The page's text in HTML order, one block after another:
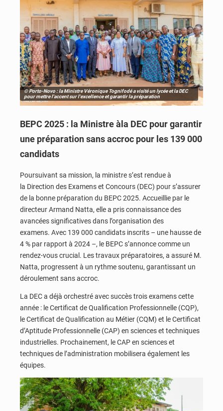
© Porto-Novo : la Ministre Véronique Tognifodé a visité un lycée et la DEC
pour mettre l'accent sur l'excellence et garantir la préparation
BEPC 2025 : la Ministre àla DEC pour garantir
une préparation sans accroc pour les 139 000
candidats
Poursuivant sa mission, la ministre s’est rendue à
la Direction des Examens et Concours (DEC) pour s’assurer
de la bonne préparation du BEPC 2025. Accueillie par le
directeur Armand Natta, elle a pris connaissance des
avancées significatives dans l’organisation des
examens. Avec 139 000 candidats inscrits – une hausse de
4 % par rapport à 2024 –, le BEPC s’annonce comme un
rendez-vous crucial. Les travaux préparatoires, a assuré M.
Natta, progressent à un rythme soutenu, garantissant un
déroulement sans accroc.
La DEC a déjà orchestré avec succès trois examens cette
année : le Certificat de Qualification Professionnelle (CQP),
le Certificat de Qualification au Métier (CQM) et le Certificat
d’Aptitude Professionnelle (CAP) en sciences et techniques
industrielles. Prochainement, le CAP en sciences et
techniques de l’administration mobilisera également les
équipes.